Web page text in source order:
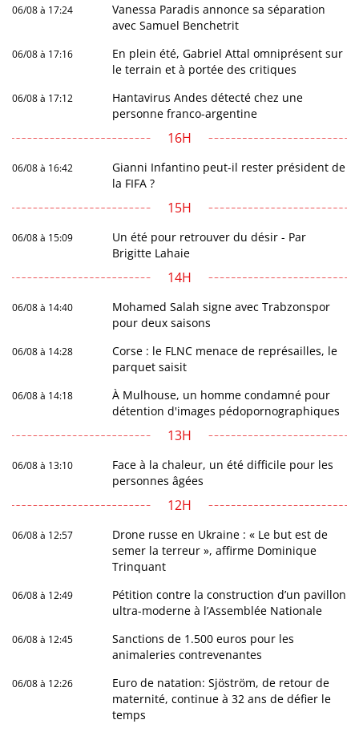
06/08 à 17:24
Vanessa Paradis annonce sa séparation
avec Samuel Benchetrit
06/08 à 17:16
En plein été, Gabriel Attal omniprésent sur
le terrain et à portée des critiques
06/08 à 17:12
Hantavirus Andes détecté chez une
personne franco-argentine
16H
06/08 à 16:42
Gianni Infantino peut-il rester président de
la FIFA ?
15H
06/08 à 15:09
Un été pour retrouver du désir - Par
Brigitte Lahaie
14H
06/08 à 14:40
Mohamed Salah signe avec Trabzonspor
pour deux saisons
06/08 à 14:28
Corse : le FLNC menace de représailles, le
parquet saisit
06/08 à 14:18
À Mulhouse, un homme condamné pour
détention d'images pédopornographiques
13H
06/08 à 13:10
Face à la chaleur, un été difficile pour les
personnes âgées
12H
06/08 à 12:57
Drone russe en Ukraine : « Le but est de
semer la terreur », affirme Dominique
Trinquant
06/08 à 12:49
Pétition contre la construction d’un pavillon
ultra-moderne à l’Assemblée Nationale
06/08 à 12:45
Sanctions de 1.500 euros pour les
animaleries contrevenantes
06/08 à 12:26
Euro de natation: Sjöström, de retour de
maternité, continue à 32 ans de défier le
temps